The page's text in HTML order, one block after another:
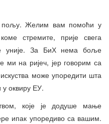
пољу. Желим вам помоћи у
стремите, прије свега
уније. За БиХ нема боље
ми на ријеч, јер говорим са
искуства може упоредити шта
у оквиру ЕУ.
које је додуше мање
ипак упоредиво са вашим.